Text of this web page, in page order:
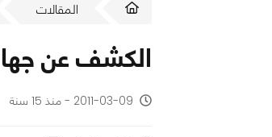
المقالات
الكشف عن جهاز
2011-03-09 - منذ 15 سنة